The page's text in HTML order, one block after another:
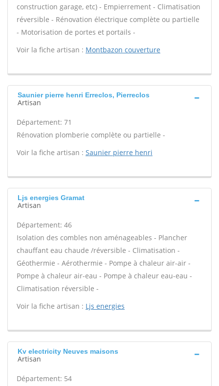
construction garage, etc) - Empierrement - Climatisation
réversible - Rénovation électrique complète ou partielle
- Motorisation de portes et portails -
Voir la fiche artisan : Montbazon couverture
Saunier pierre henri Erreclos, Pierreclos
Artisan
Département: 71
Rénovation plomberie complète ou partielle -
Voir la fiche artisan : Saunier pierre henri
Ljs energies Gramat
Artisan
Département: 46
Isolation des combles non aménageables - Plancher
chauffant eau chaude /réversible - Climatisation -
Géothermie - Aérothermie - Pompe à chaleur air-air -
Pompe à chaleur air-eau - Pompe à chaleur eau-eau -
Climatisation réversible -
Voir la fiche artisan : Ljs energies
Kv electricity Neuves maisons
Artisan
Département: 54